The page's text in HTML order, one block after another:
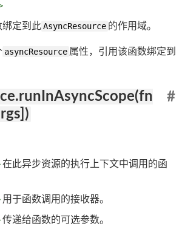
绑定到此AsyncResource 的作用域。
asyncResource 属性，引用该函数绑定到
#
在此异步资源的执行上下文中调用的函
用于函数调用的接收器。
传递给函数的可选参数。